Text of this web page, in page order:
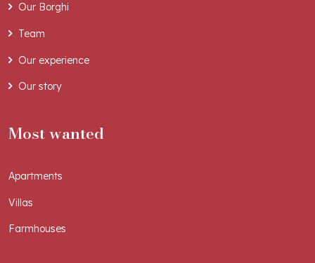
Our Borghi
Team
Our experience
Our story
Most wanted
Apartments
Villas
Farmhouses